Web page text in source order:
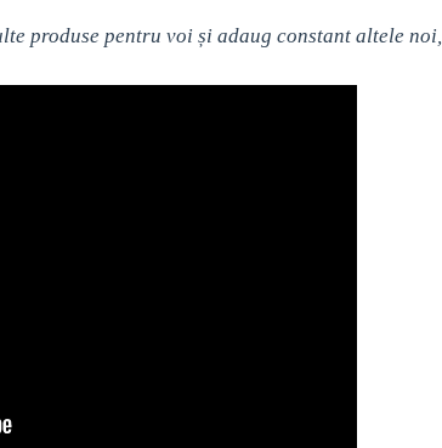
produse pentru voi și adaug constant altele noi,